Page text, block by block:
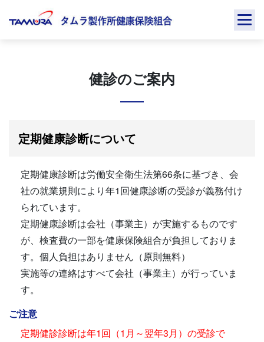
健診のご案内
定期健康診断について
定期健康診断は労働安全衛生法第66条に基づき、会
社の就業規則により年1回健康診断の受診が義務付け
られています。
定期健康診断は会社（事業主）が実施するものです
が、検査費の一部を健康保険組合が負担しておりま
す。個人負担はありません（原則無料）
実施等の連絡はすべて会社（事業主）が行っていま
す。
ご注意
定期健診診断は年1回（1月～翌年3月）の受診で